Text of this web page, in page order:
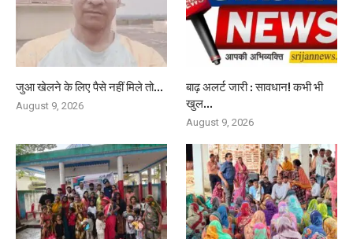
जुआ खेलने के लिए पैसे नहीं मिले तो...
August 9, 2026
बाढ़ अलर्ट जारी : सावधान! कभी भी
खुल...
August 9, 2026